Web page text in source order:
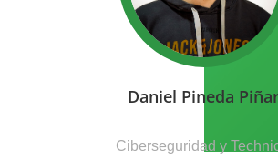
Daniel Pineda
Ciberseguridad y